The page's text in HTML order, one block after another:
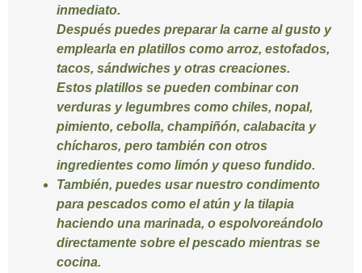
inmediato.
Después puedes preparar la carne al gusto y
emplearla en platillos como arroz, estofados,
tacos, sándwiches y otras creaciones.
Estos platillos se pueden combinar con
verduras y legumbres como chiles, nopal,
pimiento, cebolla, champiñón, calabacita y
chícharos, pero también con otros
ingredientes como limón y queso fundido.
También, puedes usar nuestro condimento
para pescados como el atún y la tilapia
haciendo una marinada, o espolvoreándolo
directamente sobre el pescado mientras se
cocina.